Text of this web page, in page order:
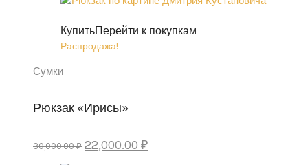
КупитьПерейти к покупкам
Распродажа!
Сумки
Рюкзак «Ирисы»
30,000.00 ₽ Первоначальная
22,000.00 ₽Текущая